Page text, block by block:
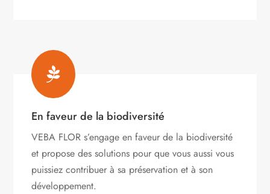

En faveur de la biodiversité
VEBA FLOR s’engageen faveur de la biodiversité
et propose des solutions pour que vous aussi vous
puissiez contribuer à sa préservation et à son
développement.